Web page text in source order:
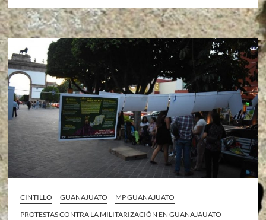
CINTILLO GUANAJUATO
MP GUANAJUATO
PROTESTAS CONTRA LA MILITARIZACIÓN EN GUANAJAUATO